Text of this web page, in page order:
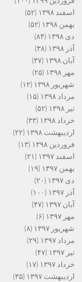
اسفند ۱۳۹۸
(۵۲)
بهمن ۱۳۹۸
(۵۲)
دی ۱۳۹۸
(۸۴)
آذر ۱۳۹۸
(۳۸)
آبان ۱۳۹۸
(۳۷)
مهر ۱۳۹۸
(۲۵)
شهریور ۱۳۹۸
(۱۲)
مرداد ۱۳۹۸
(۱۵)
تیر ۱۳۹۸
(۵۲)
خرداد ۱۳۹۸
(۳۳)
اردیبهشت ۱۳۹۸
(۲۲)
فروردین ۱۳۹۸
(۱۳)
اسفند ۱۳۹۷
(۲۱)
بهمن ۱۳۹۷
(۱۹)
دی ۱۳۹۷
(۲۰)
آذر ۱۳۹۷
(۱۰۰)
آبان ۱۳۹۷
(۴۷)
مهر ۱۳۹۷
(۶)
شهریور ۱۳۹۷
(۸)
مرداد ۱۳۹۷
(۲۹)
تیر ۱۳۹۷
(۴۷)
خرداد ۱۳۹۷
(۱۷)
اردیبهشت ۱۳۹۷
(۳۵)